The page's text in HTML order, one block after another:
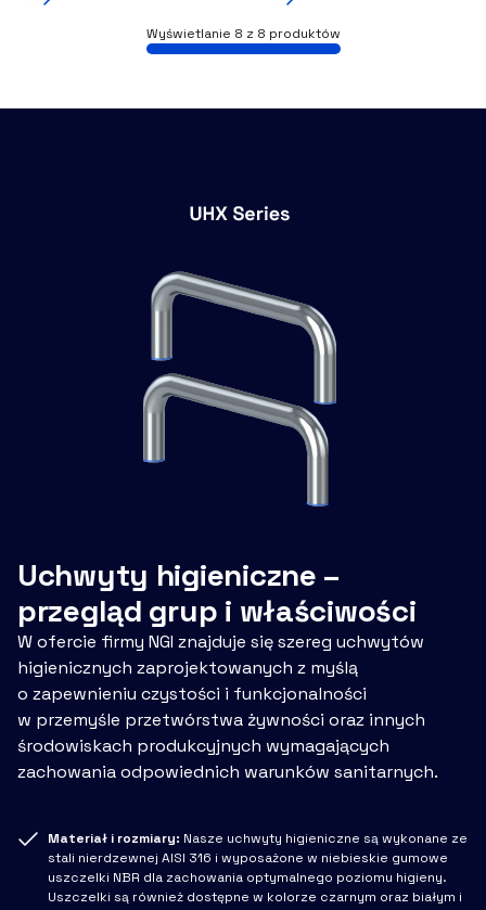
Wyświetlanie 8 z 8 produktów
Uchwyty higieniczne –
przegląd grup i właściwości
W ofercie firmy NGI znajduje się szereg uchwytów
higienicznych zaprojektowanych z myślą
o zapewnieniu czystości i funkcjonalności
w przemyśle przetwórstwa żywności oraz innych
środowiskach produkcyjnych wymagających
zachowania odpowiednich warunków sanitarnych.
Materiał i rozmiary: Nasze uchwyty higieniczne są wykonane ze
stali nierdzewnej AISI 316 i wyposażone w niebieskie gumowe
uszczelki NBR dla zachowania optymalnego poziomu higieny.
Uszczelki są również dostępne w kolorze czarnym oraz białym i